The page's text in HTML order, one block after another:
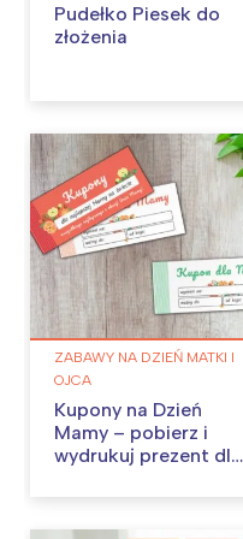
Pudełko Piesek do
złożenia
ZABAWY NA DZIEŃ MATKI I
OJCA
Kupony na Dzień
Mamy – pobierz i
wydrukuj prezent dla